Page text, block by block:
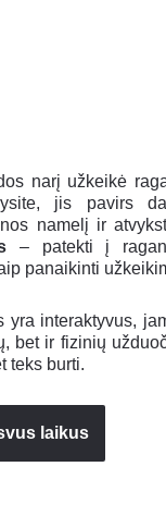
narį užkeikė
jis pavirs
namelį ir
– patekti į
panaikinti
yra interaktyvus,
bet ir fizinių
teks burti.
laikus